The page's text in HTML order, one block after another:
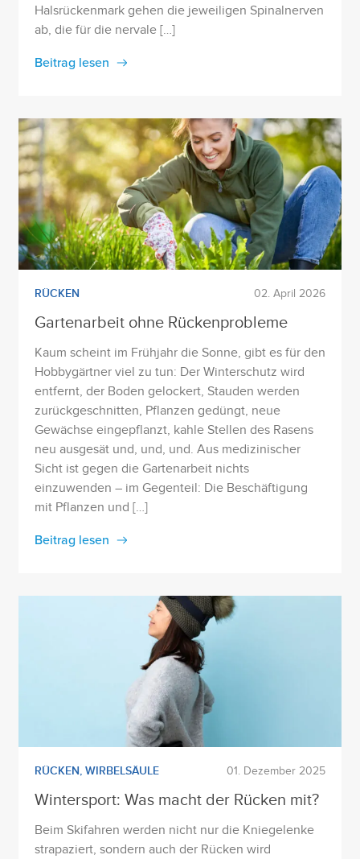
Halsrückenmark gehen die jeweiligen Spinalnerven
ab, die für die nervale […]
Beitrag lesen
RÜCKEN 02. April 2026
Gartenarbeit ohne Rückenprobleme
Kaum scheint im Frühjahr die Sonne, gibt es für den
Hobbygärtner viel zu tun: Der Winterschutz wird
entfernt, der Boden gelockert, Stauden werden
zurückgeschnitten, Pflanzen gedüngt, neue
Gewächse eingepflanzt, kahle Stellen des Rasens
neu ausgesät und, und, und. Aus medizinischer
Sicht ist gegen die Gartenarbeit nichts
einzuwenden – im Gegenteil: Die Beschäftigung
mit Pflanzen und […]
Beitrag lesen
RÜCKEN, WIRBELSÄULE 01. Dezember 2025
Wintersport: Was macht der Rücken mit?
Beim Skifahren werden nicht nur die Kniegelenke
strapaziert, sondern auch der Rücken wird